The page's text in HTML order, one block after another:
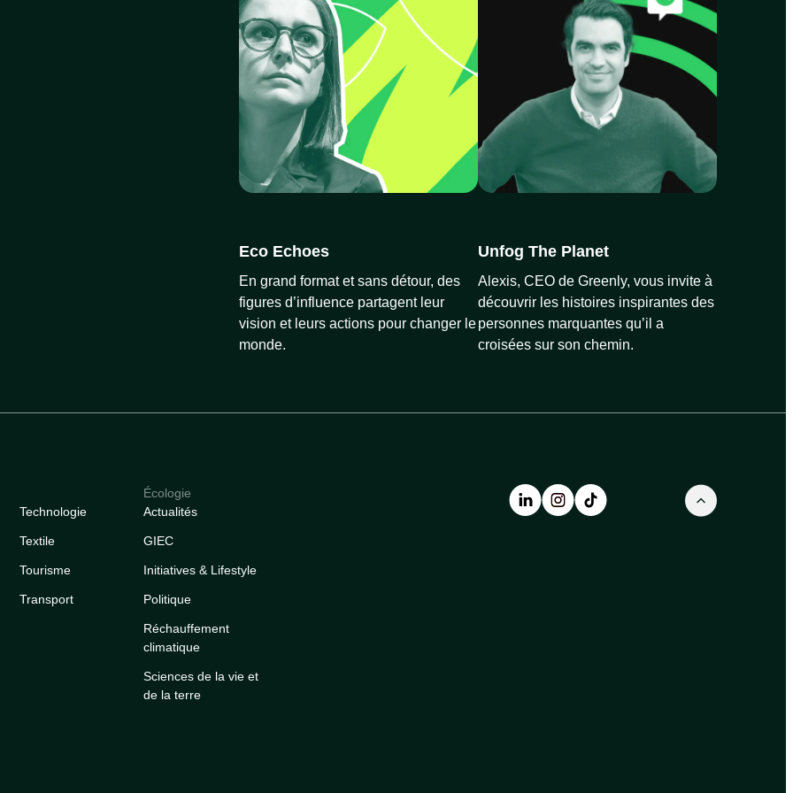
Eco Echoes
En grand format et sans détour, des
figures d’influence partagent leur
vision et leurs actions pour changer le
monde.
Unfog The Planet
Alexis, CEO de Greenly, vous invite à
découvrir les histoires inspirantes des
personnes marquantes qu’il a
croisées sur son chemin.
Technologie
Textile
Tourisme
Transport
Écologie
Actualités
GIEC
Initiatives & Lifestyle
Politique
Réchauffement
climatique
Sciences de la vie et
de la terre